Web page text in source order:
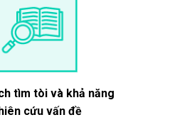
tìm tòi và khả năng
cứu vấn đề